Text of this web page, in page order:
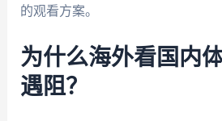
的观看方案。
为什么海外看国内
遇阻？